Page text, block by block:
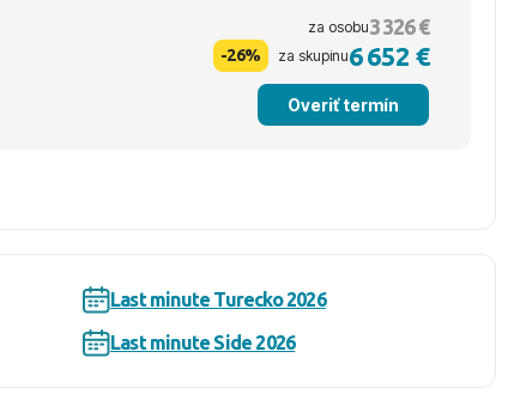
za osobu3 326 €
-26% za skupinu6 652 €
Overiť termín
Last minute Turecko 2026
Last minute Side 2026